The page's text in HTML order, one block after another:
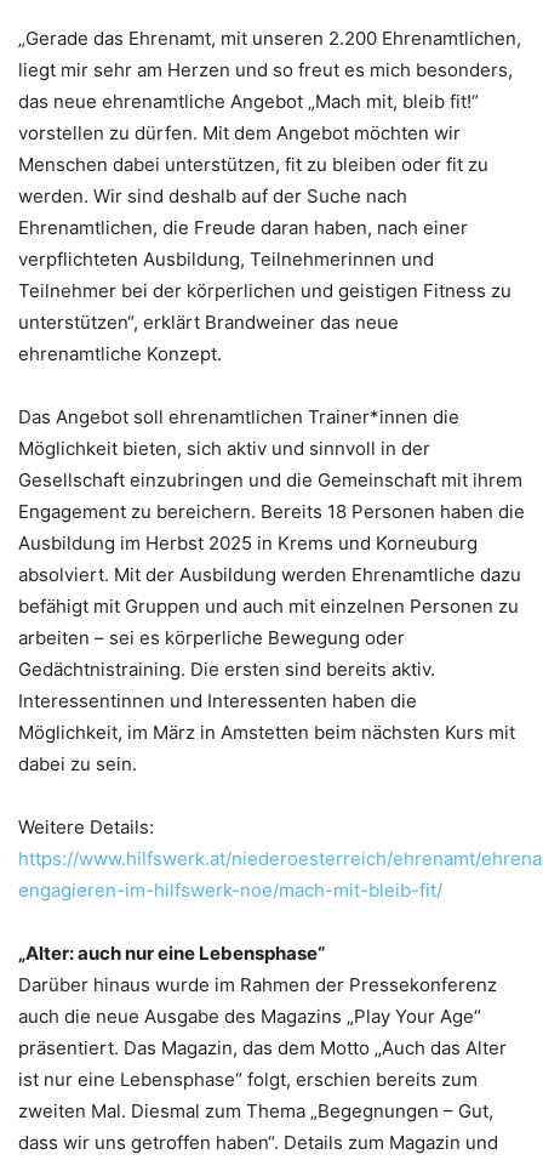
„Gerade das Ehrenamt, mit unseren 2.200 Ehrenamtlichen,
liegt mir sehr am Herzen und so freut es mich besonders,
das neue ehrenamtliche Angebot „Mach mit, bleib fit!“
vorstellen zu dürfen. Mit dem Angebot möchten wir
Menschen dabei unterstützen, fit zu bleiben oder fit zu
werden. Wir sind deshalb auf der Suche nach
Ehrenamtlichen, die Freude daran haben, nach einer
verpflichteten Ausbildung, Teilnehmerinnen und
Teilnehmer bei der körperlichen und geistigen Fitness zu
unterstützen“, erklärt Brandweiner das neue
ehrenamtliche Konzept.
Das Angebot soll ehrenamtlichen Trainer*innen die
Möglichkeit bieten, sich aktiv und sinnvoll in der
Gesellschaft einzubringen und die Gemeinschaft mit ihrem
Engagement zu bereichern. Bereits 18 Personen haben die
Ausbildung im Herbst 2025 in Krems und Korneuburg
absolviert. Mit der Ausbildung werden Ehrenamtliche dazu
befähigt mit Gruppen und auch mit einzelnen Personen zu
arbeiten – sei es körperliche Bewegung oder
Gedächtnistraining. Die ersten sind bereits aktiv.
Interessentinnen und Interessenten haben die
Möglichkeit, im März in Amstetten beim nächsten Kurs mit
dabei zu sein.
Weitere Details:
https://www.hilfswerk.at/niederoesterreich/ehrenamt/
engagieren-im-hilfswerk-noe/mach-mit-bleib-fit/
„Alter: auch nur eine Lebensphase“
Darüber hinaus wurde im Rahmen der Pressekonferenz
auch die neue Ausgabe des Magazins „Play Your Age“
präsentiert. Das Magazin, das dem Motto „Auch das Alter
ist nur eine Lebensphase“ folgt, erschien bereits zum
zweiten Mal. Diesmal zum Thema „Begegnungen – Gut,
dass wir uns getroffen haben“. Details zum Magazin und